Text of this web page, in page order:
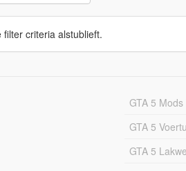
criteria alstublieft.
GTA 5 Mods
GTA 5
GTA 5